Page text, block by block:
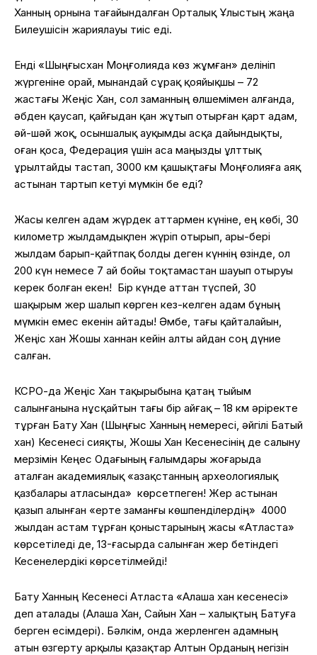
Ханның орнына тағайындалған Орталық Ұлыстың жаңа
Билеушісін жариялауы тиіс еді.
Енді «Шыңғысхан Моңғолияда көз жұмған» делініп
жүргеніне орай, мынандай сұрақ қояйықшы – 72
жастағы Жеңіс Хан, сол заманның өлшемімен алғанда,
әбден қаусап, қайғыдан қан жұтып отырған қарт адам,
әй-шәй жоқ, осыншалық ауқымды асқа дайындықты,
оған қоса, Федерация үшін аса маңызды ұлттық
Құрылтайды тастап, 3000 км қашықтағы Моңғолияға аяқ
астынан тартып кетуі мүмкін бе еді?
Жасы келген адам жүрдек аттармен күніне, ең көбі, 30
километр жылдамдықпен жүріп отырып, ары-бері
жылдам барып-қайтпақ болды деген күннің өзінде, ол
200 күн немесе 7 ай бойы тоқтамастан шауып отыруы
керек болған екен! Бір күнде аттан түспей, 30
шақырым жер шалып көрген кез-келген адам бұның
мүмкін емес екенін айтады! Әмбе, тағы қайталайын,
Жеңіс хан Жошы ханнан кейін алты айдан соң дүние
салған.
КСРО-да Жеңіс Хан тақырыбына қатаң тыйым
салынғанына нұсқайтын тағы бір айғақ – 18 км әріректе
тұрған Бату Хан (Шыңғыс Ханның немересі, әйгілі Батый
хан) Кесенесі сияқты, Жошы Хан Кесенесінің де салыну
мерзімін Кеңес Одағының ғалымдары жоғарыда
аталған академиялық «Қазақстанның археологиялық
қазбалары атласында» көрсетпеген! Жер астынан
қазып алынған «ерте заманғы көшпенділердің» 4000
жылдан астам тұрған қоныстарының жасы «Атласта»
көрсетіледі де, 13-ғасырда салынған жер бетіндегі
Кесенелердікі көрсетілмейді!
Бату Ханның Кесенесі Атласта «Алаша хан кесенесі»
деп аталады (Алаша Хан, Сайын Хан – халықтың Батуға
берген есімдері). Бәлкім, онда жерленген адамның
атын өзгерту арқылы қазақтар Алтын Орданың негізін